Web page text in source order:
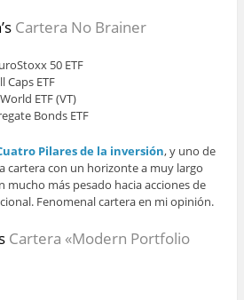
Cartera No Brainer
50 ETF
Caps ETF
ETF (VT)
Bonds ETF
Pilares de la inversión, y uno de
cartera con un horizonte a muy largo
mucho más pesado hacia acciones de
Fenomenal cartera en mi opinión.
Cartera «Modern Portfolio